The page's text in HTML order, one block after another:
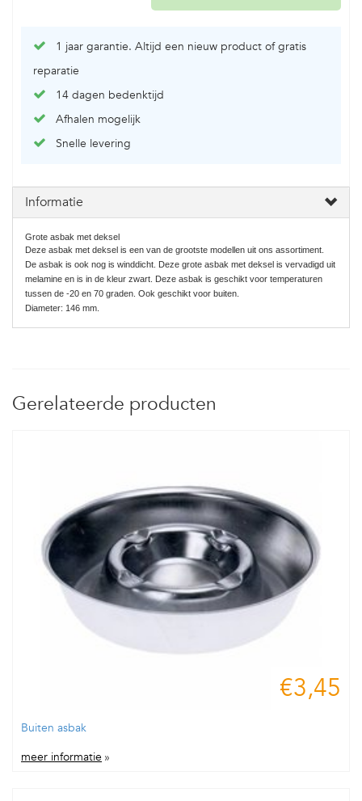
1 jaar garantie. Altijd een nieuw product of gratis
reparatie
14 dagen bedenktijd
Afhalen mogelijk
Snelle levering
Informatie
Grote asbak met deksel
Deze asbak met deksel is een van de grootste modellen uit ons assortiment.
De asbak is ook nog is winddicht. Deze grote asbak met deksel is vervadigd uit
melamine en is in de kleur zwart. Deze asbak is geschikt voor temperaturen
tussen de -20 en 70 graden. Ook geschikt voor buiten.
Diameter: 146 mm.
Gerelateerde producten
€3,45
Buiten asbak
meer informatie »